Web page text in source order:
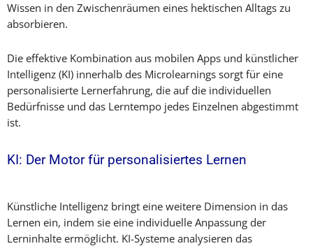
Wissen in den Zwischenräumen eines hektischen Alltags zu
absorbieren.
Die effektive Kombination aus mobilen Apps und künstlicher
Intelligenz (KI) innerhalb des Microlearnings sorgt für eine
personalisierte Lernerfahrung, die auf die individuellen
Bedürfnisse und das Lerntempo jedes Einzelnen abgestimmt
ist.
KI: Der Motor für personalisiertes Lernen
Künstliche Intelligenz bringt eine weitere Dimension in das
Lernen ein, indem sie eine individuelle Anpassung der
Lerninhalte ermöglicht. KI-Systeme analysieren das